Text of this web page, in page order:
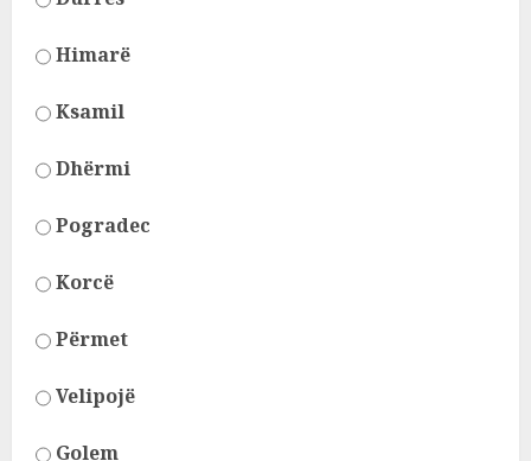
Himarë
Ksamil
Dhërmi
Pogradec
Korcë
Përmet
Velipojë
Golem